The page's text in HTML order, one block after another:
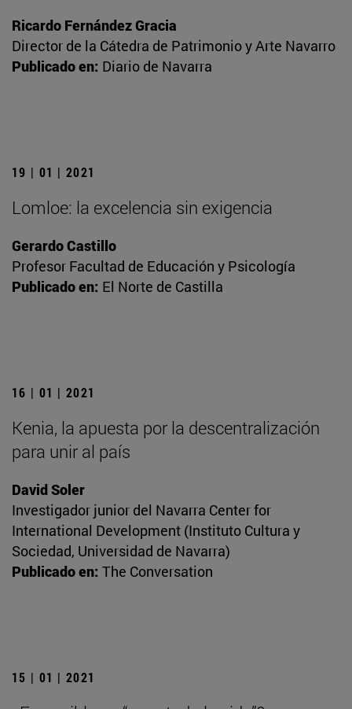
Ricardo Fernández Gracia
Director de la Cátedra de Patrimonio y Arte Navarro
Publicado en: Diario de Navarra
19 | 01 | 2021
Lomloe: la excelencia sin exigencia
Gerardo Castillo
Profesor Facultad de Educación y Psicología
Publicado en: El Norte de Castilla
16 | 01 | 2021
Kenia, la apuesta por la descentralización
para unir al país
David Soler
Investigador junior del Navarra Center for
International Development (Instituto Cultura y
Sociedad, Universidad de Navarra)
Publicado en: The Conversation
15 | 01 | 2021